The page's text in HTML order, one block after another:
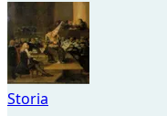
Storia